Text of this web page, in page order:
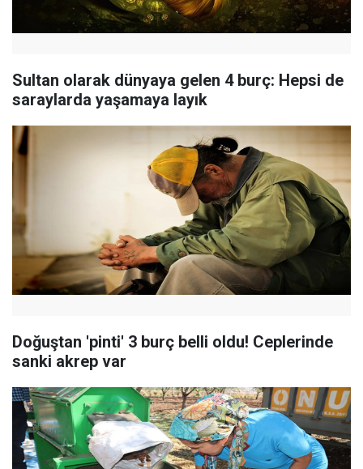
Sultan olarak dünyaya gelen 4 burç: Hepsi de
saraylarda yaşamaya layık
Doğuştan 'pinti' 3 burç belli oldu! Ceplerinde
sanki akrep var